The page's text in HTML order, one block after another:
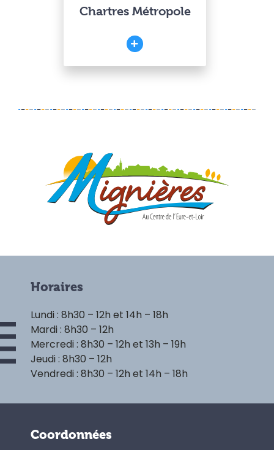
Chartres Métropole
Horaires
Lundi : 8h30 – 12h et 14h – 18h
Mardi : 8h30 – 12h
Mercredi : 8h30 – 12h et 13h – 19h
Jeudi : 8h30 – 12h
Vendredi : 8h30 – 12h et 14h – 18h
Coordonnées